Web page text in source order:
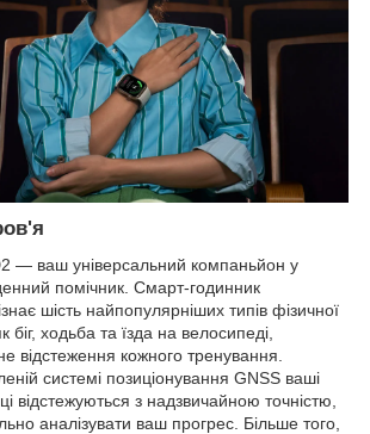
— ваш універсальний компаньйон у
помічник. Смарт-годинник
шість найпопулярніших типів фізичної
біг, ходьба та їзда на велосипеді,
відстеження кожного тренування.
системі позиціонування GNSS ваші
відстежуються з надзвичайною точністю,
аналізувати ваш прогрес. Більше того,